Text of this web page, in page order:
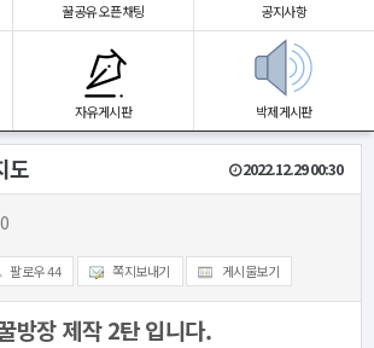
꿀공유 오픈채팅 공지사항
자유게시판 박제게시판
도 2022.12.29 00:30
팔로우44 쪽지보내기 게시물보기
방장 제작 2탄 입니다.